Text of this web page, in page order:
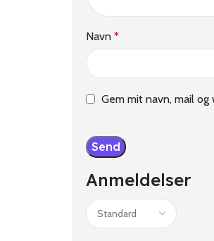
Anmeldelser
Navn *
Gem mit navn, mail